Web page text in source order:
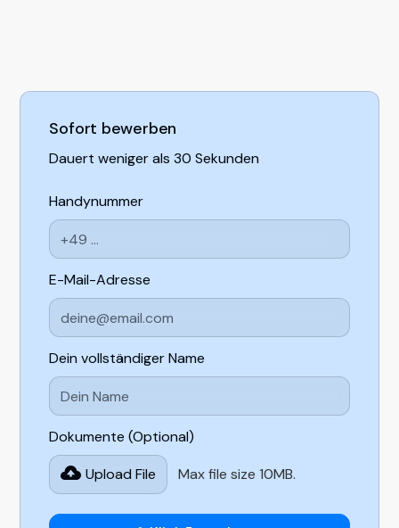
Sofort bewerben
Dauert weniger als 30 Sekunden
Handynummer
E-Mail-Adresse
Dein vollständiger Name
Dokumente (Optional)
Upload File
Max file size 10MB.